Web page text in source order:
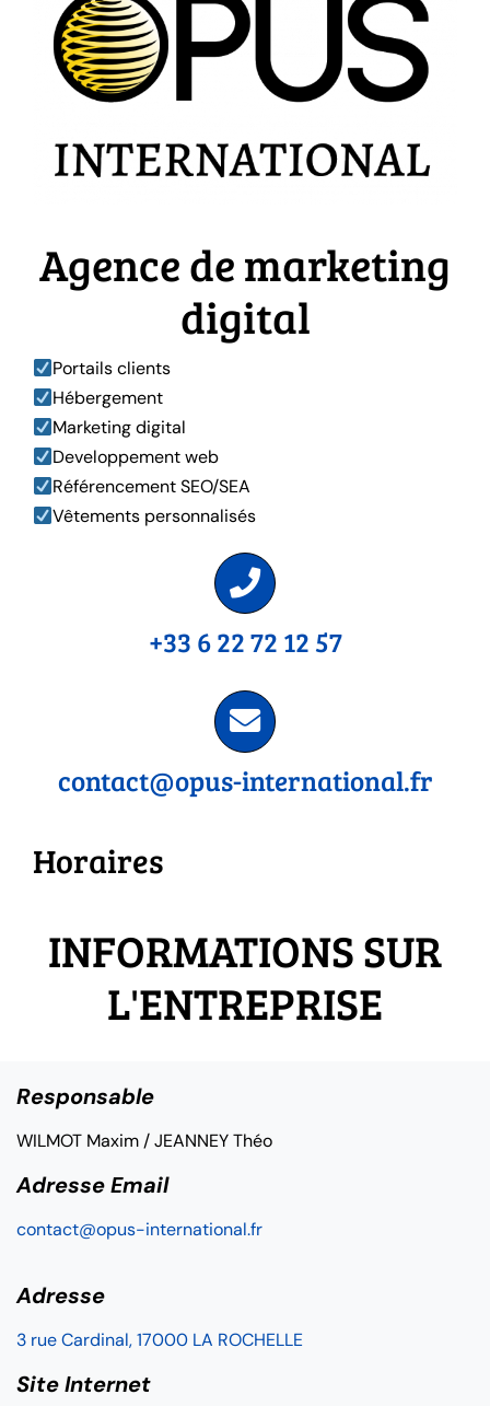
Agence de marketing
digital
Portails clients
Hébergement
Marketing digital
Developpement web
Référencement SEO/SEA
Vêtements personnalisés
+33 6 22 72 12 57
contact@opus-international.fr
Horaires
INFORMATIONS SUR
L'ENTREPRISE
Responsable
WILMOT Maxim / JEANNEY Théo
Adresse Email
contact@opus-international.fr
Adresse
3 rue Cardinal, 17000 LA ROCHELLE
Site Internet